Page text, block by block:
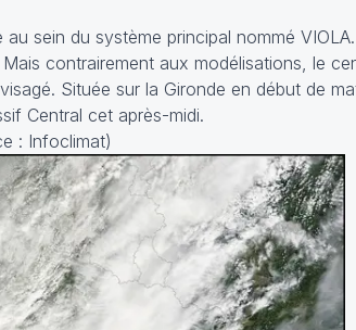
sein du système principal nommé
contrairement aux modélisations, le
Située sur la Gironde en début de
Central cet après-midi.
: Infoclimat)